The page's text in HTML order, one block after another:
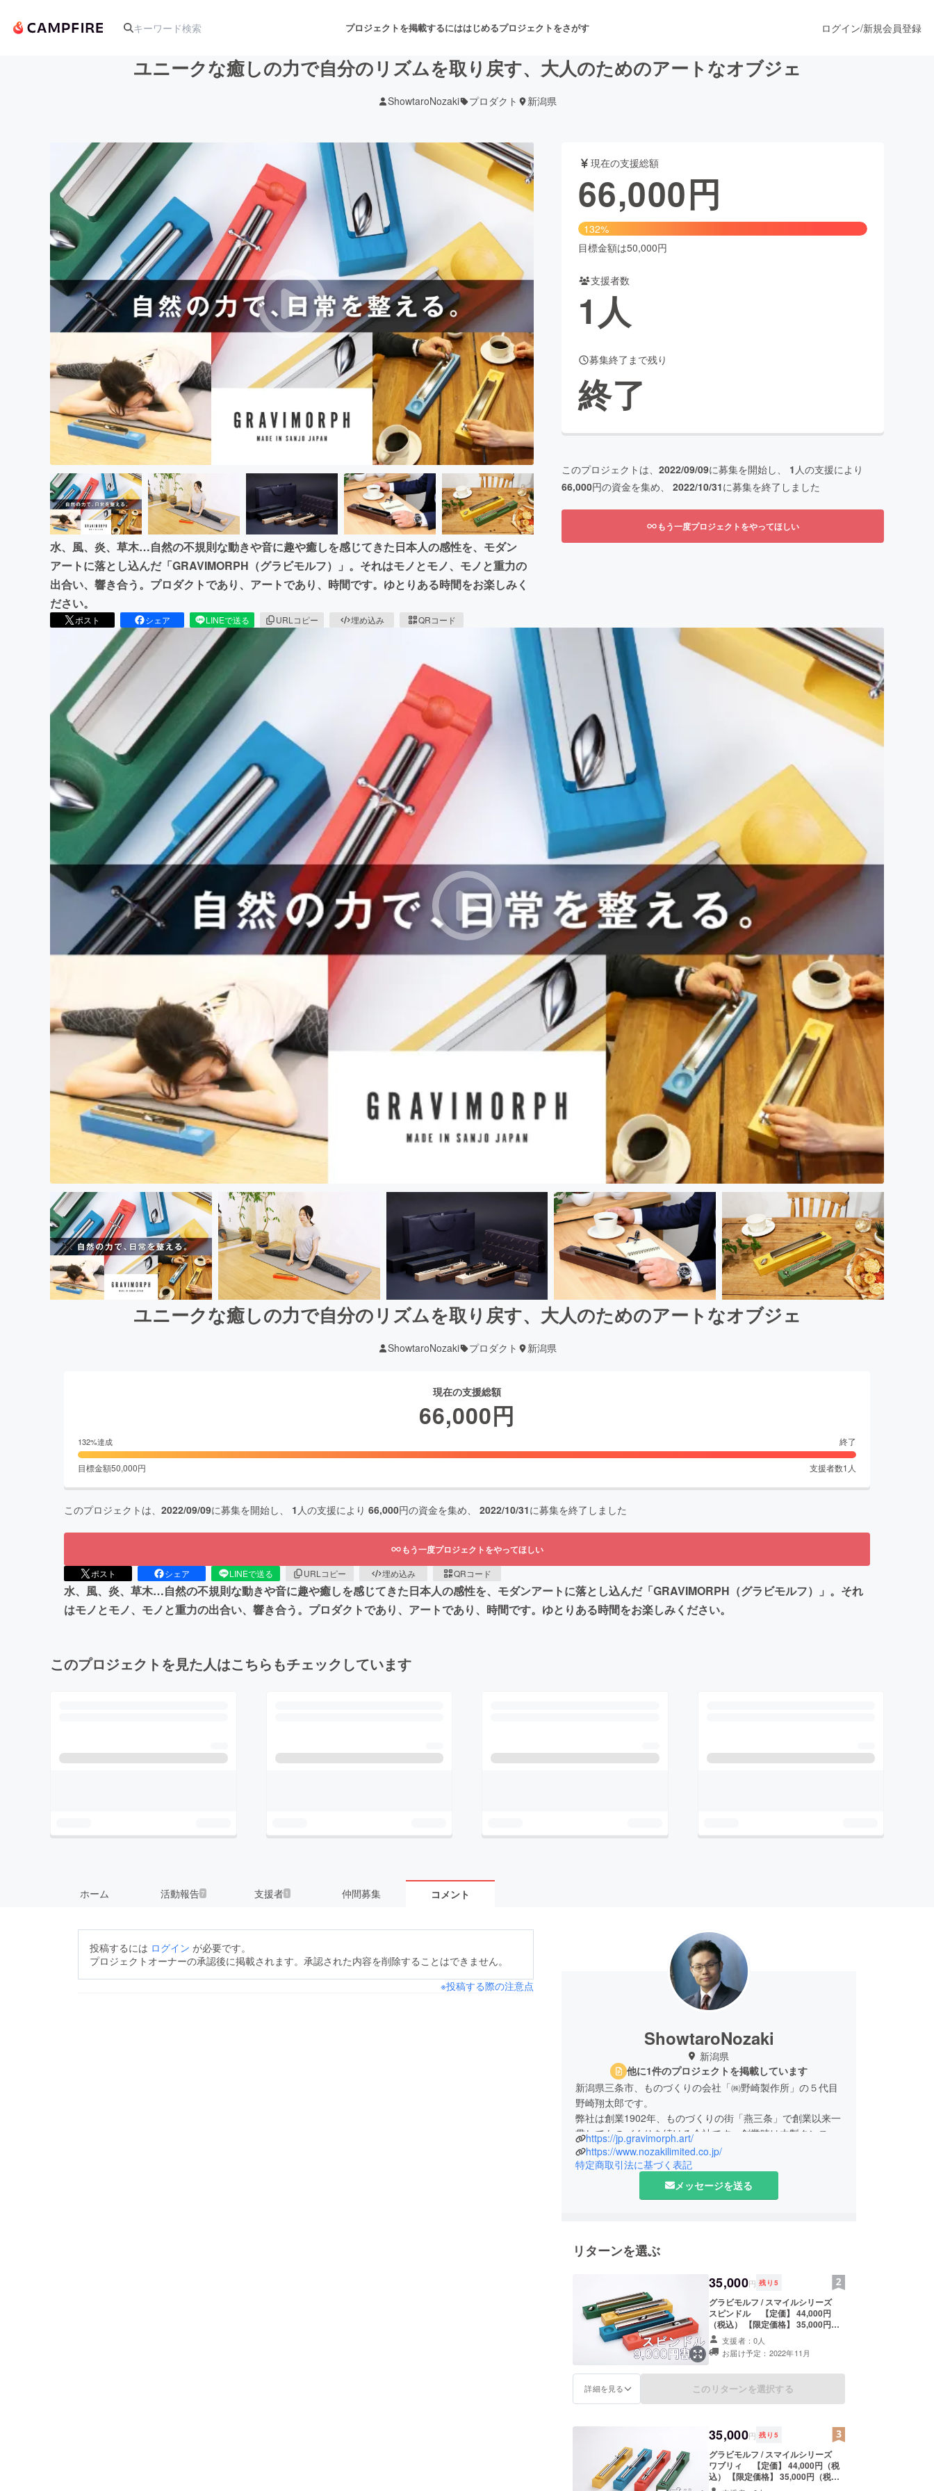
プロジェクトを掲載するにははじめるプロジェクトをさがす
アート・写真 音楽 舞台・パフォーマンス
テクノロジー・ガジェット ゲーム・サービス開発 フード・飲食店 ファッション
映像・映画 書籍・雑誌出版
ビジネス・起業 チャレンジ ビューティー・ヘルスケア
まちづくり・地域活性化
CAMPFIRE for Social Good CAMPFIRE Creation
CAMPFIREふるさと納税 machi-ya コミュニティ
ログイン/新規会員登録
ユニークな癒しの力で自分のリズムを取り戻す、大人のためのアートなオブジェ
ShowtaroNozaki プロダクト 新潟県
水、風、炎、草木…自然の不規則な動きや音に趣や癒しを感じてきた日本人の感性を、モダン
アートに落とし込んだ「GRAVIMORPH（グラビモルフ）」。それはモノとモノ、モノと重力の
出合い、響き合う。プロダクトであり、アートであり、時間です。ゆとりある時間をお楽しみく
ださい。
ポスト シェア LINEで送る URLコピー 埋め込み QRコード
現在の支援総額
66,000円
132%
目標金額は50,000円
支援者数
1人
募集終了まで残り
終了
このプロジェクトは、 2022/09/09に募集を開始し、 1 人の支援により
66,000円の資金を集め、 2022/10/31に募集を終了しました
もう一度プロジェクトをやってほしい
ユニークな癒しの力で自分のリズムを取り戻す、大人のためのアートなオブジェ
ShowtaroNozaki プロダクト 新潟県
現在の支援総額
66,000円
132%達成 終了
目標金額50,000円 支援者数1 人
このプロジェクトは、 2022/09/09に募集を開始し、 1 人の支援により 66,000円の資金を集め、 2022/10/31に募集を終了しました
もう一度プロジェクトをやってほしい
ポスト シェア LINEで送る URLコピー 埋め込み QRコード
水、風、炎、草木…自然の不規則な動きや音に趣や癒しを感じてきた日本人の感性を、モダンアートに落とし込んだ「GRAVIMORPH（グラビモルフ）」。それ
はモノとモノ、モノと重力の出合い、響き合う。プロダクトであり、アートであり、時間です。ゆとりある時間をお楽しみください。
このプロジェクトを見た人はこちらもチェックしています
ホーム 活動報告7 支援者 1 仲間募集 コメント
投稿するには ログイン が必要です。
プロジェクトオーナーの承認後に掲載されます。承認された内容を削除することはできません。
※投稿する際の注意点
ShowtaroNozaki
新潟県
他に1件のプロジェクトを掲載しています
新潟県三条市、ものづくりの会社「㈱野崎製作所」の５代目
野崎翔太郎です。
弊社は創業1902年、ものづくりの街「燕三条」で創業以来一
貫してものづくりを続ける会社です。創業時は木製タンスの
金物部品を製造し、その後は錠前、スキー部品、日曜日印、
卓球台、機械部品、車椅子などを製造し、現在は農業機械部
品や通信機器部品を主製品として製造しています。時代の
ニーズに柔軟に対応し、その時代に必要なモノを生産してき
とに力をいれています。その第１弾として、人々の心をリ
「GRAVIMORPH（グラビモルフ）」をデザイナー樋口氏と
開発しました。
https://jp.gravimorph.art/
https://www.nozakilimited.co.jp/
特定商取引法に基づく表記
メッセージを送る
リターンを選ぶ
35,000円 残り 5
グラビモルフ / スマイルシリーズ
スピンドル 【定価】 44,000円
（税込） 【限定価格】 35,000円
（税込、9,000円割引） ※送料・税
込価格 SPINDLE（スピンドル）は
坂道に２枚の壁を作り、その間に紡
が、両側の壁に交互にゆっくりぶつ
かりながら心地よい音を奏でて下り
ンレス304 木材：ビーチ材 サイズ：
W310×D60×H60mm 重さ：1100g
【注意事項】 ・本製品は水平な場所
に置いてご使用ください。少しの傾
きでも動きと音に影響ができます。
・本製品は金属部品と木工部品が分
支援者：0人
お届け予定：2022年11月
詳細を見る このリターンを選択する
35,000円 残り 5
グラビモルフ / スマイルシリーズ
ワブリィ 【定価】 44,000円（税
込） 【限定価格】 35,000円（税
込、9,000円割引） ※送料・税込価